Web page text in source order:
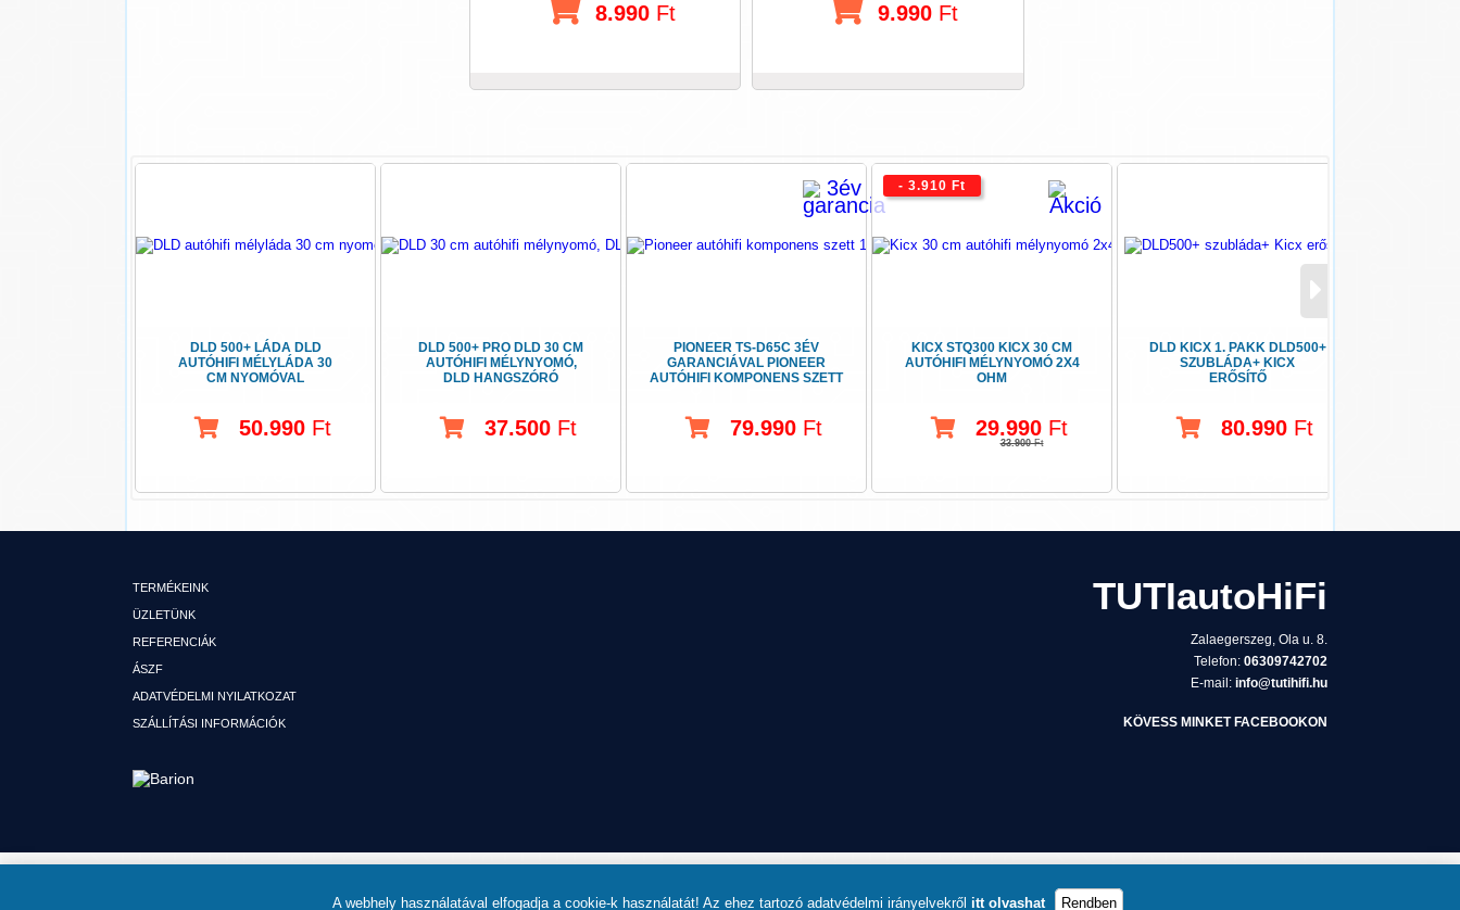
A webhely használatával elfogadja a cookie-k használatát! Az ehez tartozó adatvédelmi irányelvekről itt olvashat Rendben
8.990Ft 9.990Ft
DLD 500+ LÁDA DLD
AUTÓHIFI MÉLYLÁDA 30
CM NYOMÓVAL
50.990 Ft
DLD 500+ PRO DLD 30 CM
AUTÓHIFI MÉLYNYOMÓ,
DLD HANGSZÓRÓ
37.500 Ft
PIONEER TS-D65C 3ÉV
GARANCIÁVAL PIONEER
AUTÓHIFI KOMPONENS SZETT
79.990 Ft
KICX STQ300 KICX 30 CM
AUTÓHIFI MÉLYNYOMÓ 2X4
OHM
29.990 Ft
33.900Ft
- 3.910 Ft
DLD KICX 1. PAKK DLD500+
SZUBLÁDA+ KICX
ERŐSÍTŐ
80.990 Ft
TERMÉKEINK
ÜZLETÜNK
REFERENCIÁK
ÁSZF
ADATVÉDELMI NYILATKOZAT
SZÁLLÍTÁSI INFORMÁCIÓK
TUTIautoHiFi
Zalaegerszeg, Ola u. 8.
Telefon: 06309742702
E-mail: info@tutihifi.hu
KÖVESS MINKET FACEBOOKON